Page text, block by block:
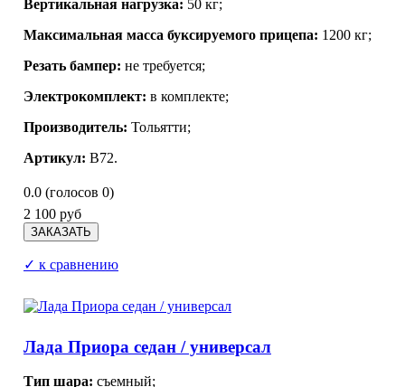
Вертикальная нагрузка: 50 кг;
Максимальная масса буксируемого прицепа: 1200 кг;
Резать бампер: не требуется;
Электрокомплект: в комплекте;
Производитель: Тольятти;
Артикул: В72.
0.0 (голосов 0)
2 100 руб
✓ к сравнению
Лада Приора седан / универсал
Тип шара: съемный;